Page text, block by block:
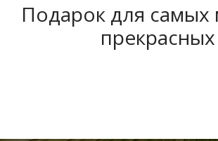
Подарок для самых
прекрасных